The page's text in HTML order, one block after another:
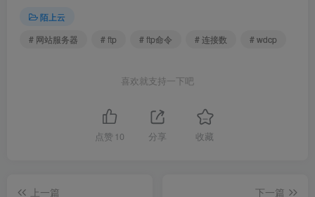
陌上云
# 网站服务器
# ftp # ftp命令 # 连接数 # wdcp
喜欢就支持一下吧
点赞 10 分享 收藏
上一篇
下一篇